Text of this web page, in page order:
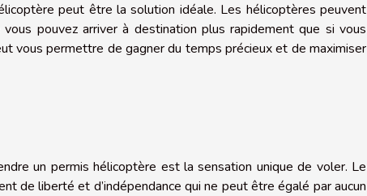
peut être la solution idéale. Les hélicoptères peuvent
pouvez arriver à destination plus rapidement que si vous
vous permettre de gagner du temps précieux et de maximiser
un permis hélicoptère est la sensation unique de voler. Le
de liberté et d’indépendance qui ne peut être égalé par aucun